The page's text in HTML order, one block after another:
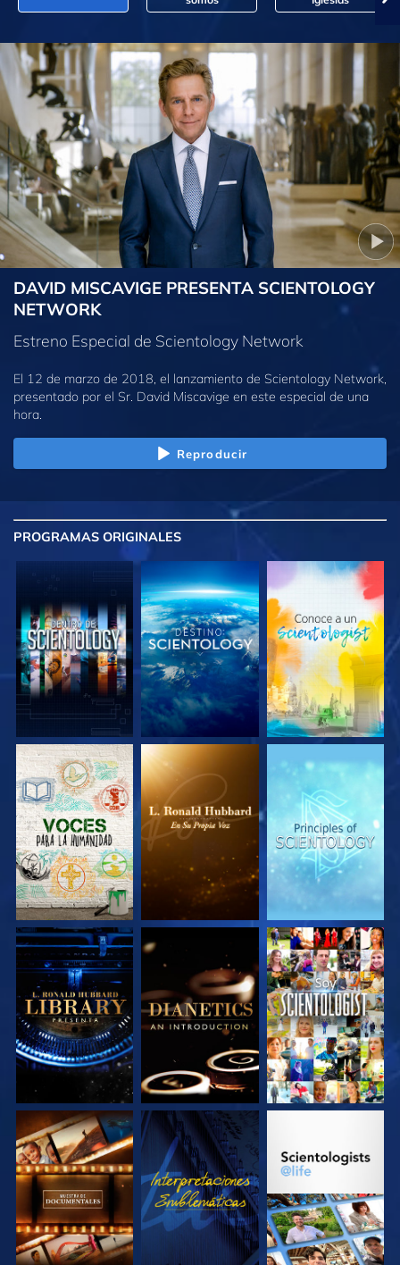
DAVID MISCAVIGE PRESENTA SCIENTOLOGY
NETWORK
Estreno Especial de Scientology Network
El 12 de marzo de 2018, el lanzamiento de Scientology Network,
presentado por el Sr. David Miscavige en este especial de una
hora.
Reproducir
PROGRAMAS ORIGINALES
EXPLORA LAS
SERIES
EXPLORA LAS
SERIES
EXPLORA LAS
SERIES
EXPLORA LAS
SERIES
EXPLORA LAS
SERIES
VE
EXPLORA LAS
SERIES
VE
EXPLORA LAS